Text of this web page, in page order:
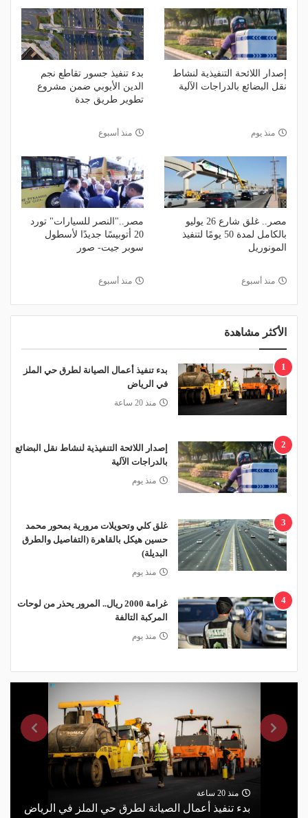
إصدار اللائحة التنفيذية لنشاط
نقل البضائع بالدراجات الآلية
منذ يوم
بدء تنفيذ جسور تقاطع نجم
الدين الأيوبي ضمن مشروع
تطوير طريق جدة
منذ أسبوع
مصر.. غلق شارع 26 يوليو
بالكامل لمدة 50 يومًا لتنفيذ
المونوريل
منذ أسبوع
مصر.."النصر للسيارات" تورد
20 أتوبيسًا جديدًا لأسطول
سوبر جيت- صور
منذ أسبوع
الأكثر مشاهدة
1
بدء تنفيذ أعمال الصيانة لطرق حي الملز
في الرياض
منذ 20 ساعة
2
إصدار اللائحة التنفيذية لنشاط نقل البضائع
بالدراجات الآلية
منذ يوم
3
غلق كلي وتحويلات مرورية بمحور محمد
حسين هيكل بالقاهرة (التفاصيل والطرق
البديلة)
منذ يوم
4
غرامة 2000 ريال.. المرور يحذر من لوحات
المركبة التالفة
منذ يوم
منذ 20 ساعة
بدء تنفيذ أعمال الصيانة لطرق حي الملز في الرياض